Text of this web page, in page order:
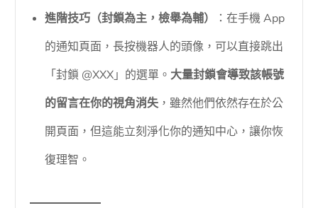
進階技巧（封鎖為主，檢舉為輔）
：在手機 App
的通知頁面，長按機器人的頭像，可以直接跳出
「封鎖 @XXX」的選單。大量封鎖會導致該帳號
的留言在你的視角消失，雖然他們依然存在於公
開頁面，但這能立刻淨化你的通知中心，讓你恢
復理智。